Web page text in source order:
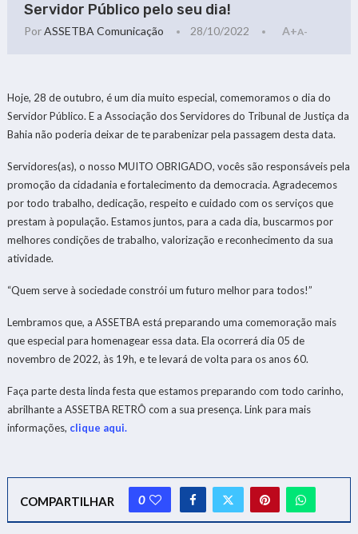
Servidor Público pelo seu dia!
PorASSETBA Comunicação 28/10/2022 A+A-
Hoje, 28 de outubro, é um dia muito especial, comemoramos o dia do
Servidor Público. E a Associação dos Servidores do Tribunal de Justiça da
Bahia não poderia deixar de te parabenizar pela passagem desta data.
Servidores(as), o nosso MUITO OBRIGADO, vocês são responsáveis pela
promoção da cidadania e fortalecimento da democracia. Agradecemos
por todo trabalho, dedicação, respeito e cuidado com os serviços que
prestam à população. Estamos juntos, para a cada dia, buscarmos por
melhores condições de trabalho, valorização e reconhecimento da sua
atividade.
“Quem serve à sociedade constrói um futuro melhor para todos!”
Lembramos que, a ASSETBA está preparando uma comemoração mais
que especial para homenagear essa data. Ela ocorrerá dia 05 de
novembro de 2022, às 19h, e te levará de volta para os anos 60.
Faça parte desta linda festa que estamos preparando com todo carinho,
abrilhante a ASSETBA RETRÔ com a sua presença. Link para mais
informações, clique aqui.
COMPARTILHAR 0